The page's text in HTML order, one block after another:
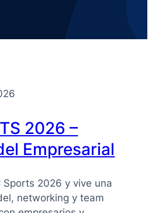
2026 –
Empresarial
Sports 2026 y vive una
networking y team